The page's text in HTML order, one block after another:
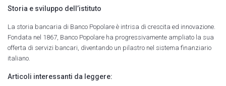
Storia e sviluppo dell’istituto
La storia bancaria di Banco Popolare è intrisa di crescita ed innovazione.
Fondata nel 1867, Banco Popolare ha progressivamente ampliato la sua
offerta di servizi bancari, diventando un pilastro nel sistema finanziario
italiano.
Articoli interessanti da leggere: